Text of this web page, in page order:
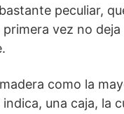
peculiar,
vez no
como la
una caja, la